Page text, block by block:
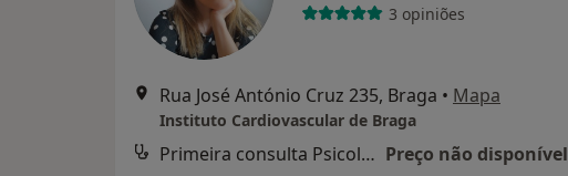
3 opiniões
Rua José António Cruz 235, Braga • Mapa
Instituto Cardiovascular de Braga
Primeira consulta Psicologia Preço não disponível